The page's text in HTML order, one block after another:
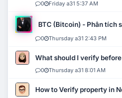
0 Friday a31 5:37 AM
BTC (Bitcoin) - Phân tích
0 Thursday a31 2:43 PM
What should I verify before
0 Thursday a31 8:01 AM
How to Verify property in